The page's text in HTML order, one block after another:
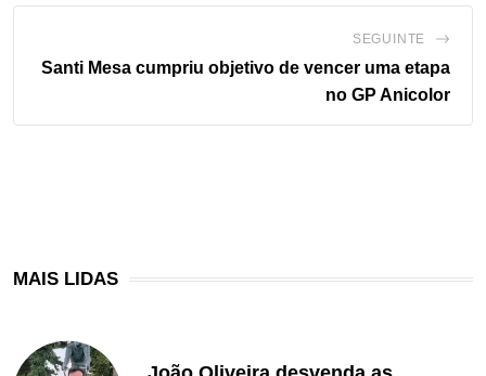
SEGUINTE
Santi Mesa cumpriu objetivo de vencer uma etapa
no GP Anicolor
MAIS LIDAS